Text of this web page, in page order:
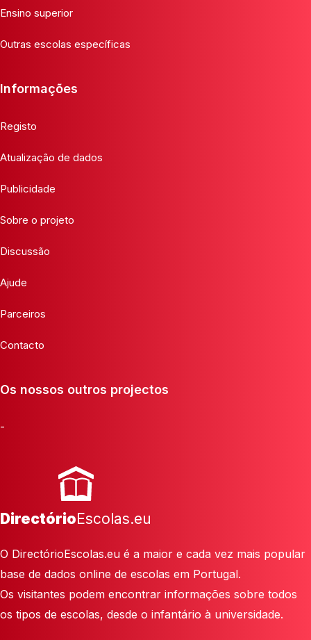
Ensino superior
Outras escolas específicas
Informações
Registo
Atualização de dados
Publicidade
Sobre o projeto
Discussão
Ajude
Parceiros
Contacto
Os nossos outros projectos
-
DirectórioEscolas.eu
O DirectórioEscolas.eu é a maior e cada vez mais popular
base de dados online de escolas em Portugal.
Os visitantes podem encontrar informações sobre todos
os tipos de escolas, desde o infantário à universidade.